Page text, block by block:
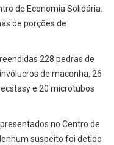
de Economia Solidária.
de porções de
228 pedras de
de maconha, 26
e 20 microtubos
no Centro de
suspeito foi detido